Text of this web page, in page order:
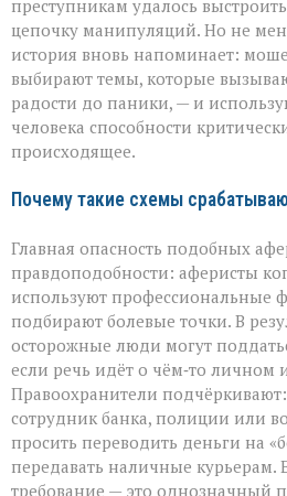
преступникам удалось
цепочку манипуляций. Но не
история вновь напоминает:
выбирают темы, которые
радости до паники, — и
человека способности
происходящее.
Почему такие схемы
Главная опасность подобных
правдоподобности: аферисты
используют профессиональные
подбирают болевые точки. В
осторожные люди могут
если речь идёт о чём‑то личном
Правоохранители
сотрудник банка, полиции или
просить переводить деньги на
передавать наличные курьерам.
требование — это однозначный